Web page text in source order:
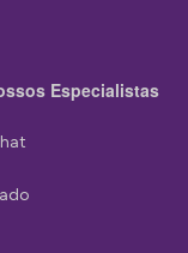
Especialistas